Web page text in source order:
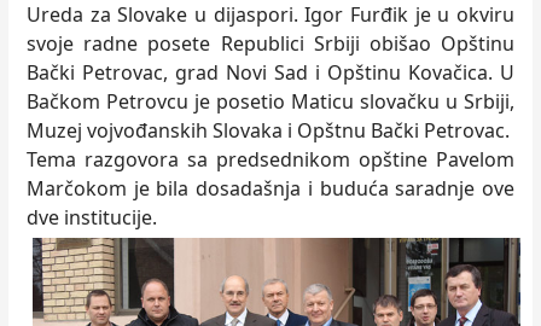
Ureda za Slovake u dijaspori. Igor Furđik je u okviru
svoje radne posete Republici Srbiji obišao Opštinu
Bački Petrovac, grad Novi Sad i Opštinu Kovačica. U
Bačkom Petrovcu je posetio Maticu slovačku u Srbiji,
Muzej vojvođanskih Slovaka i Opštnu Bački Petrovac.
Tema razgovora sa predsednikom opštine Pavelom
Marčokom je bila dosadašnja i buduća saradnje ove
dve institucije.